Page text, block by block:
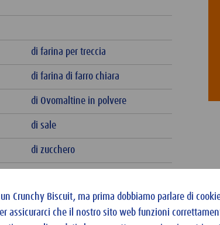
di farina per treccia
di farina di farro chiara
di Ovomaltine in polvere
di sale
di zucchero
di latte
Crunchy Biscuit, ma prima dobbiamo parlare di
assicurarci che il nostro sito web funzioni